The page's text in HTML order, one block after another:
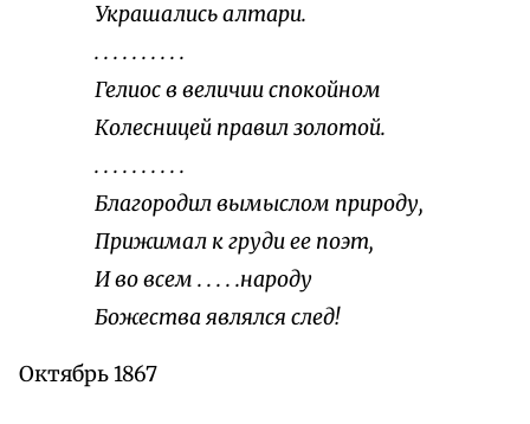
Украшались алтари.
. . . . . . . . . .
Гелиос в величии спокойном
Колесницей правил золотой.
. . . . . . . . . .
Благородил вымыслом природу,
Прижимал к груди ее поэт,
И во всем . . . . .народу
Божества являлся след!
Октябрь 1867